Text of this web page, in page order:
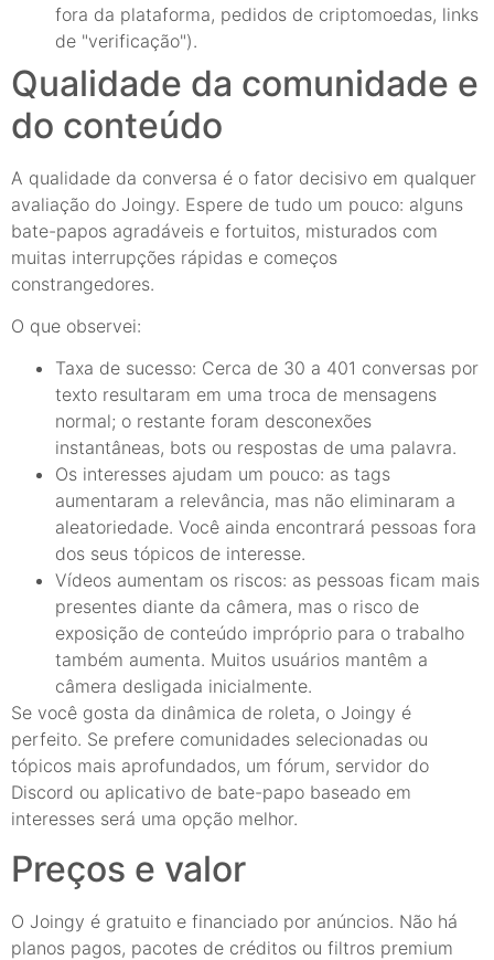
fora da plataforma, pedidos de criptomoedas, links
de "verificação").
Qualidade da comunidade e
do conteúdo
A qualidade da conversa é o fator decisivo em qualquer
avaliação do Joingy. Espere de tudo um pouco: alguns
bate-papos agradáveis e fortuitos, misturados com
muitas interrupções rápidas e começos
constrangedores.
O que observei:
Taxa de sucesso: Cerca de 30 a 401 conversas por
texto resultaram em uma troca de mensagens
normal; o restante foram desconexões
instantâneas, bots ou respostas de uma palavra.
Os interesses ajudam um pouco: as tags
aumentaram a relevância, mas não eliminaram a
aleatoriedade. Você ainda encontrará pessoas fora
dos seus tópicos de interesse.
Vídeos aumentam os riscos: as pessoas ficam mais
presentes diante da câmera, mas o risco de
exposição de conteúdo impróprio para o trabalho
também aumenta. Muitos usuários mantêm a
câmera desligada inicialmente.
Se você gosta da dinâmica de roleta, o Joingy é
perfeito. Se prefere comunidades selecionadas ou
tópicos mais aprofundados, um fórum, servidor do
Discord ou aplicativo de bate-papo baseado em
interesses será uma opção melhor.
Preços e valor
O Joingy é gratuito e financiado por anúncios. Não há
planos pagos, pacotes de créditos ou filtros premium